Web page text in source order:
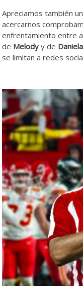
Apreciamos también
acercarnos
enfrentamiento entre
de Melody y de
se limitan a redes